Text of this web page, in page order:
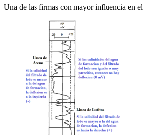
Una de las firmas con mayor influencia en